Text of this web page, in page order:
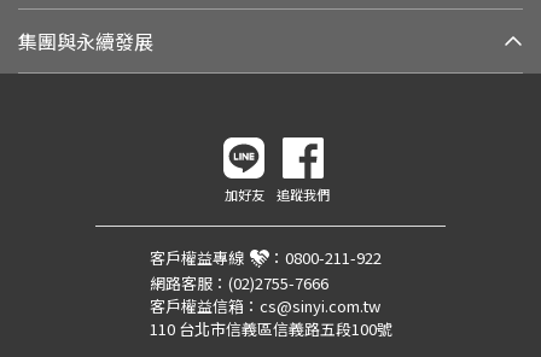
集團與永續發展
加好友 追蹤我們
客戶權益專線 ： 0800-211-922
網路客服： (02)2755-7666
客戶權益信箱： cs@sinyi.com.tw
110 台北市信義區信義路五段100號